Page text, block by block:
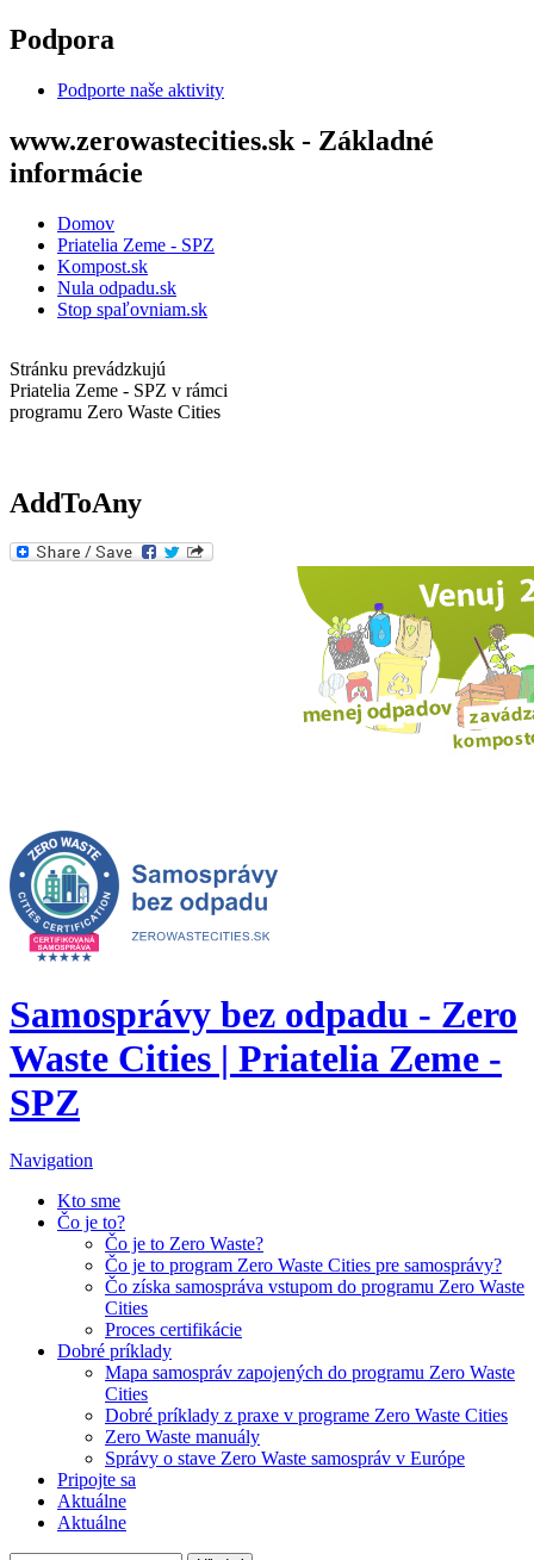
Skočiť na hlavný obsah
Podpora
Podporte naše aktivity
www.zerowastecities.sk - Základné
informácie
Domov
Priatelia Zeme - SPZ
Kompost.sk
Nula odpadu.sk
Stop spaľovniam.sk
Stránku prevádzkujú
Priatelia Zeme - SPZ v rámci
programu Zero Waste Cities
AddToAny
Samosprávy bez odpadu - Zero
Waste Cities | Priatelia Zeme -
SPZ
Navigation
Kto sme
Čo je to?
Čo je to Zero Waste?
Čo je to program Zero Waste Cities pre samosprávy?
Čo získa samospráva vstupom do programu Zero Waste
Cities
Proces certifikácie
Dobré príklady
Mapa samospráv zapojených do programu Zero Waste
Cities
Dobré príklady z praxe v programe Zero Waste Cities
Zero Waste manuály
Správy o stave Zero Waste samospráv v Európe
Pripojte sa
Aktuálne
Aktuálne